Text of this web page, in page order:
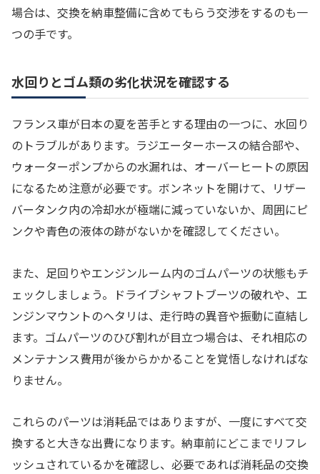
場合は、交換を納車整備に含めてもらう交渉をするのも一
つの手です。
水回りとゴム類の劣化状況を確認する
フランス車が日本の夏を苦手とする理由の一つに、水回り
のトラブルがあります。ラジエーターホースの結合部や、
ウォーターポンプからの水漏れは、オーバーヒートの原因
になるため注意が必要です。ボンネットを開けて、リザー
バータンク内の冷却水が極端に減っていないか、周囲にピ
ンクや青色の液体の跡がないかを確認してください。
また、足回りやエンジンルーム内のゴムパーツの状態もチ
ェックしましょう。ドライブシャフトブーツの破れや、エ
ンジンマウントのヘタリは、走行時の異音や振動に直結し
ます。ゴムパーツのひび割れが目立つ場合は、それ相応の
メンテナンス費用が後からかかることを覚悟しなければな
りません。
これらのパーツは消耗品ではありますが、一度にすべて交
換すると大きな出費になります。納車前にどこまでリフレ
ッシュされているかを確認し、必要であれば消耗品の交換